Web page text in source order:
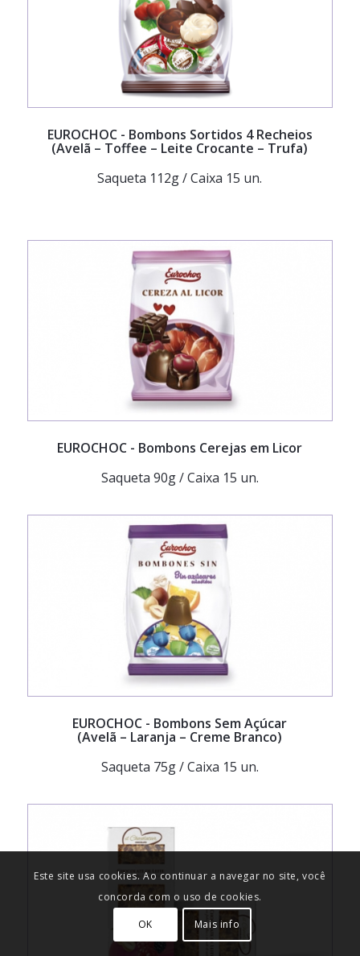
EUROCHOC- Bombons Sortidos 4 Recheios
(Avelã – Toffee – Leite Crocante – Trufa)
Saqueta 112g / Caixa 15 un.
EUROCHOC - Bombons Cerejas em Licor
Saqueta 90g / Caixa 15 un.
EUROCHOC - Bombons Sem Açúcar
(Avelã – Laranja – Creme Branco)
Saqueta 75g / Caixa 15 un.
Este site usa cookies. Ao continuar a navegar no site, você
concorda com o uso de cookies.
OK Mais info